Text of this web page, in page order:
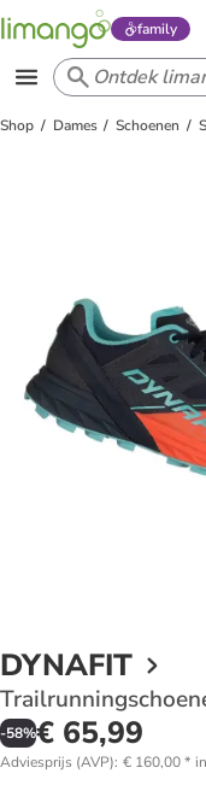
family
Shop Dames Schoenen
DYNAFIT
-58%€ 65,99
Adviesprijs (AVP): € 160,00*